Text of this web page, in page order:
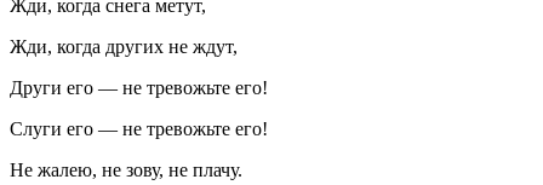
Жди, когда снега метут,
Жди, когда других не ждут,
Други его — не тревожьте его!
Слуги его — не тревожьте его!
Не жалею, не зову, не плачу.